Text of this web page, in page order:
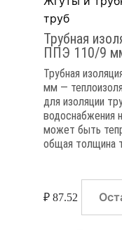
труб
Трубная
ППЭ 110/9
Трубная
мм —
для изоляции
водоснабжения
может быть
общая толщина
₽ 87.52